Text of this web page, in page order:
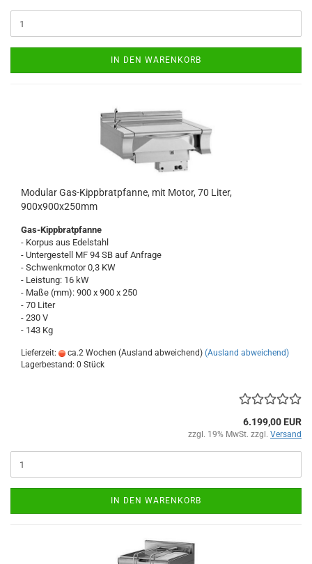
IN DEN WARENKORB
Modular Gas-Kippbratpfanne, mit Motor, 70 Liter,
900x900x250mm
Gas-Kippbratpfanne
- Korpus aus Edelstahl
- Untergestell MF 94 SB auf Anfrage
- Schwenkmotor 0,3 KW
- Leistung: 16 kW
- Maße (mm): 900 x 900 x 250
- 70 Liter
- 230 V
- 143 Kg
Lieferzeit: ca.2 Wochen (Ausland abweichend) (Ausland abweichend)
Lagerbestand: 0 Stück
6.199,00 EUR
zzgl. 19% MwSt. zzgl. Versand
IN DEN WARENKORB